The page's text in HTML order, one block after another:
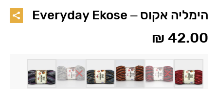
הימליה אקוס – Everyday Ekose
₪ 42.00